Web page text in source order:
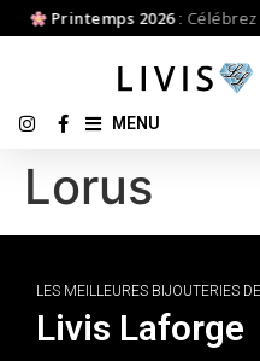
Printemps 2026 :
MENU
Lorus
LES MEILLEURES BIJOUTERIES
Livis Laforge